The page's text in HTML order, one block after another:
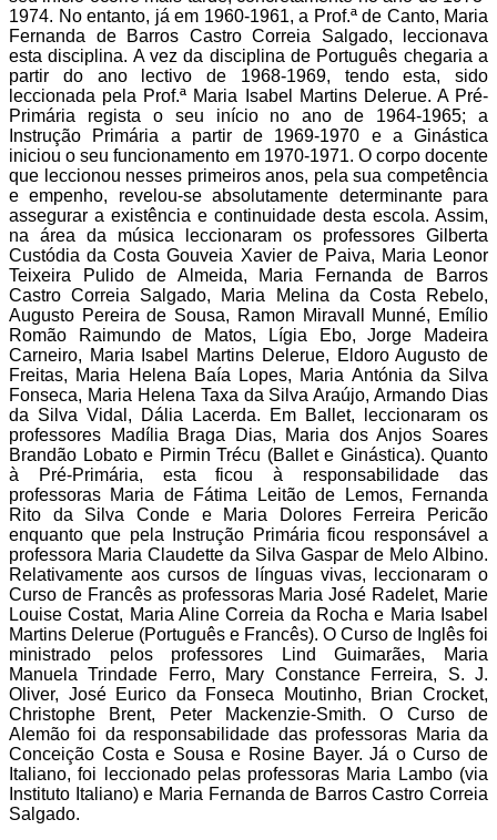
1974. No entanto, já em 1960-1961, a Prof.ª de Canto, Maria
Fernanda de Barros Castro Correia Salgado, leccionava
esta disciplina. A vez da disciplina de Português chegaria a
partir do ano lectivo de 1968-1969, tendo esta, sido
leccionada pela Prof.ª Maria Isabel Martins Delerue. A Pré-
Primária regista o seu início no ano de 1964-1965; a
Instrução Primária a partir de 1969-1970 e a Ginástica
iniciou o seu funcionamento em 1970-1971. O corpo docente
que leccionou nesses primeiros anos, pela sua competência
e empenho, revelou-se absolutamente determinante para
assegurar a existência e continuidade desta escola. Assim,
na área da música leccionaram os professores Gilberta
Custódia da Costa Gouveia Xavier de Paiva, Maria Leonor
Teixeira Pulido de Almeida, Maria Fernanda de Barros
Castro Correia Salgado, Maria Melina da Costa Rebelo,
Augusto Pereira de Sousa, Ramon Miravall Munné, Emílio
Romão Raimundo de Matos, Lígia Ebo, Jorge Madeira
Carneiro, Maria Isabel Martins Delerue, Eldoro Augusto de
Freitas, Maria Helena Baía Lopes, Maria Antónia da Silva
Fonseca, Maria Helena Taxa da Silva Araújo, Armando Dias
da Silva Vidal, Dália Lacerda. Em Ballet, leccionaram os
professores Madília Braga Dias, Maria dos Anjos Soares
Brandão Lobato e Pirmin Trécu (Ballet e Ginástica). Quanto
à Pré-Primária, esta ficou à responsabilidade das
professoras Maria de Fátima Leitão de Lemos, Fernanda
Rito da Silva Conde e Maria Dolores Ferreira Pericão
enquanto que pela Instrução Primária ficou responsável a
professora Maria Claudette da Silva Gaspar de Melo Albino.
Relativamente aos cursos de línguas vivas, leccionaram o
Curso de Francês as professoras Maria José Radelet, Marie
Louise Costat, Maria Aline Correia da Rocha e Maria Isabel
Martins Delerue (Português e Francês). O Curso de Inglês foi
ministrado pelos professores Lind Guimarães, Maria
Manuela Trindade Ferro, Mary Constance Ferreira, S. J.
Oliver, José Eurico da Fonseca Moutinho, Brian Crocket,
Christophe Brent, Peter Mackenzie-Smith. O Curso de
Alemão foi da responsabilidade das professoras Maria da
Conceição Costa e Sousa e Rosine Bayer. Já o Curso de
Italiano, foi leccionado pelas professoras Maria Lambo (via
Instituto Italiano) e Maria Fernanda de Barros Castro Correia
Salgado.